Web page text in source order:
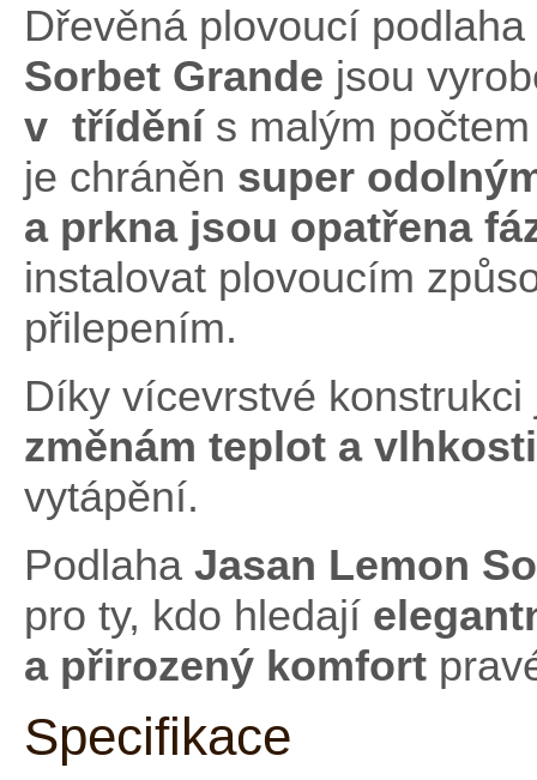
Dřevěná plovoucí
Sorbet Grande jsou
v tříděnís malým
je chráněn super
a prkna jsou opatřena
instalovat plovoucím
přilepením.
Díky vícevrstvé
změnám teplot a vlhkosti
vytápění.
Podlaha Jasan Lemon
pro ty, kdo hledají
a přirozený komfort
Specifikace